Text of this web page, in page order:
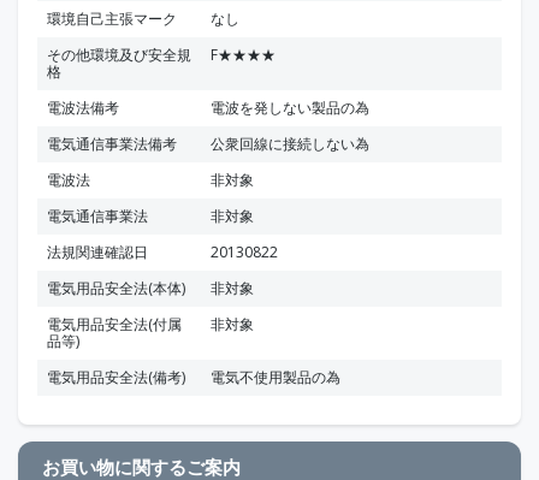
環境自己主張マーク
なし
その他環境及び安全規
格
F★★★★
電波法備考
電波を発しない製品の為
電気通信事業法備考
公衆回線に接続しない為
電波法
非対象
電気通信事業法
非対象
法規関連確認日
20130822
電気用品安全法(本体)
非対象
電気用品安全法(付属
品等)
非対象
電気用品安全法(備考) 電気不使用製品の為
お買い物に関するご案内